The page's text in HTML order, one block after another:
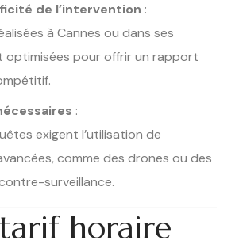
de l’intervention :
à Cannes ou dans ses
optimisées pour offrir un rapport
:
exigent l’utilisation de
comme des drones ou des
surveillance.
horaire